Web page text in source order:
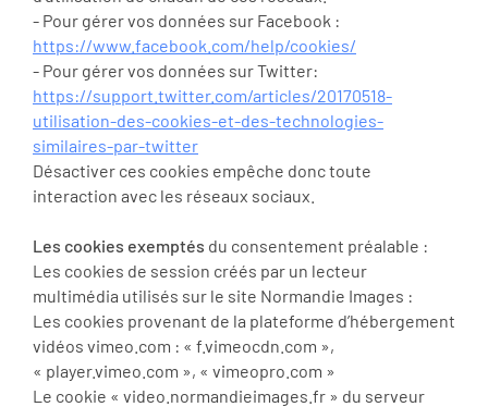
- Pour gérer vos données sur Facebook :
https://www.facebook.com/help/cookies/
- Pour gérer vos données sur Twitter:
https://support.twitter.com/articles/20170518-
utilisation-des-cookies-et-des-technologies-
similaires-par-twitter
Désactiver ces cookies empêche donc toute
interaction avec les réseaux sociaux.
Les cookies exemptés du consentement préalable :
Les cookies de session créés par un lecteur
multimédia utilisés sur le site Normandie Images :
Les cookies provenant de la plateforme d’hébergement
vidéos vimeo.com : « f.vimeocdn.com »,
« player.vimeo.com », « vimeopro.com »
Le cookie « video.normandieimages.fr » du serveur